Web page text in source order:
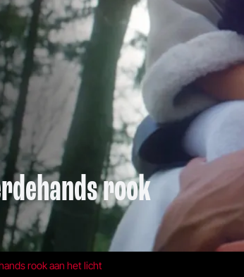
rook
rook aan het licht